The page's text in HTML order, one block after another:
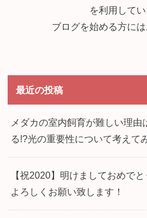
を利用してい
ブログを始める方には
最近の投稿
メダカの室内飼育が難しい理由
る!?光の重要性について考えて
【祝2020】明けましておめで
よろしくお願い致します！